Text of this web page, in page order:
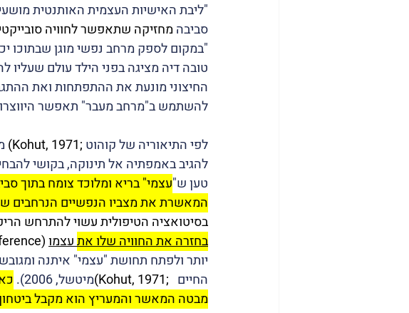
"ליבת האישיות העצמית האותנטית
סביבה מחזיקה שתאפשר לחוויה סובייקטיבית
"במקום לספק מרחב נפשי מוגן
טובה דיה מציגה בפני הילד עולם שעליו
החיצוני מונעת את ההתפתחות ואת
להשתמש ב"מרחב מעבר" תאפשר היווצרות
לפי התיאוריה של קוהוט ;Kohut, 1971)
להגיב באמפתיה אל תינוקה, בקושי
טען ש"עצמי" בריא ומלוכד צומח
המאשרת את מצביו הנפשיים הנרחבים
בסיטואציה הטיפולית עשוי להתרחש
בחזרה את החוויה שלו את עצמו (mirroring transference).
יותר ולפתח תחושת "עצמי" איתנה
החיים ;Kohut, 1971) מיטשל, 2006).
מבטה המאשר והמעריץ הוא מקבל